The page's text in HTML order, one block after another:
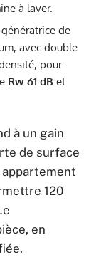
à laver.
de
avec double
pour
Rw 61 dB et
à un gain
de surface
appartement
120
en